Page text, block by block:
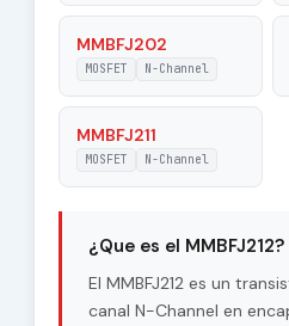
MMBFJ202
MOSFET N-Channel
MMBFJ211
MOSFET N-Channel
¿Que es el MMBFJ212?
El MMBFJ212 es un
canal N-Channel en